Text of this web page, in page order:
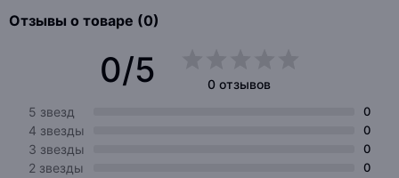
Отзывы о товаре (0)
0/5
0 отзывов
5 звезд
0
4 звезды 0
3 звезды 0
2 звезды 0